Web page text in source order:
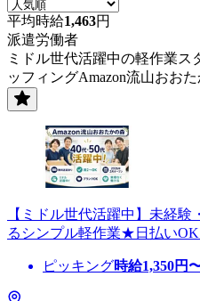
平均時給1,463円
派遣労働者
ミドル世代活躍中の軽作業ス
ッフィングAmazon流山おおた
【ミドル世代活躍中】未経
るシンプル軽作業★日払い
ピッキング時給1,350円